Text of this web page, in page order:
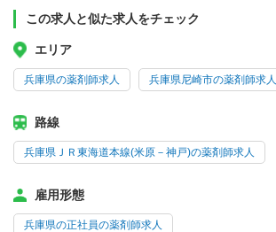
この求人と似た求人をチェック
エリア
兵庫県の薬剤師求人 兵庫県尼崎市の薬剤師求人
路線
兵庫県ＪＲ東海道本線(米原－神戸)の薬剤師求人
雇用形態
兵庫県の正社員の薬剤師求人